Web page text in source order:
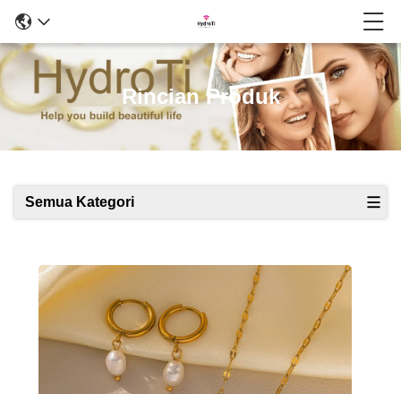
Rincian Produk
Semua Kategori